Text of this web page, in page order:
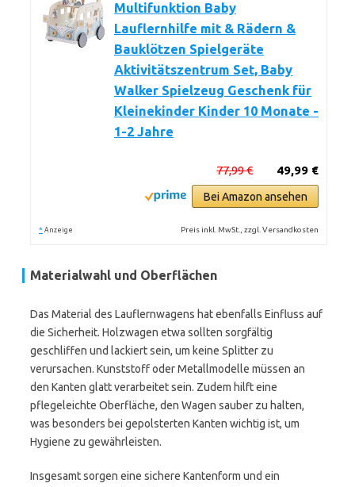
Multifunktion Baby
Lauflernhilfe mit & Rädern &
Bauklötzen Spielgeräte
Aktivitätszentrum Set, Baby
Walker Spielzeug Geschenk für
Kleinekinder Kinder 10 Monate -
1-2 Jahre
49,99 €
77,99 €
Bei Amazon ansehen
* Anzeige Preis inkl. MwSt., zzgl. Versandkosten
Materialwahl und Oberflächen
Das Material des Lauflernwagens hat ebenfalls Einfluss auf
die Sicherheit. Holzwagen etwa sollten sorgfältig
geschliffen und lackiert sein, um keine Splitter zu
verursachen. Kunststoff oder Metallmodelle müssen an
den Kanten glatt verarbeitet sein. Zudem hilft eine
pflegeleichte Oberfläche, den Wagen sauber zu halten,
was besonders bei gepolsterten Kanten wichtig ist, um
Hygiene zu gewährleisten.
Insgesamt sorgen eine sichere Kantenform und ein